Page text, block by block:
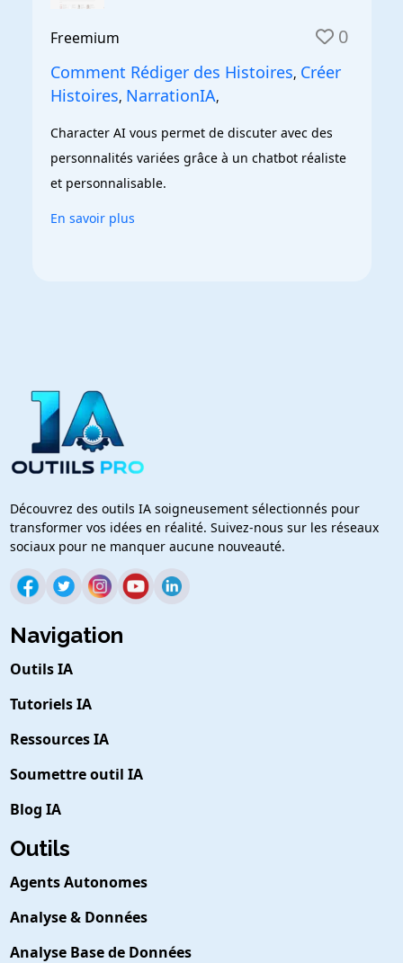
Freemium 0
Comment Rédiger des Histoires, Créer
Histoires, NarrationIA,
Character AI vous permet de discuter avec des
personnalités variées grâce à un chatbot réaliste
et personnalisable.
En savoir plus
Découvrez des outils IA soigneusement sélectionnés pour
transformer vos idées en réalité. Suivez-nous sur les réseaux
sociaux pour ne manquer aucune nouveauté.
Navigation
Outils IA
Tutoriels IA
Ressources IA
Soumettre outil IA
Blog IA
Outils
Agents Autonomes
Analyse & Données
Analyse Base de Données